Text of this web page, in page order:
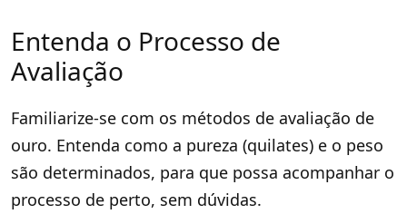
Entenda o Processo de
Avaliação
Familiarize-se com os métodos de avaliação de
ouro. Entenda como a pureza (quilates) e o peso
são determinados, para que possa acompanhar o
processo de perto, sem dúvidas.